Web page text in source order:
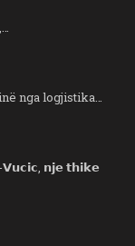
nga logjistika…
𝗻𝗷𝗲 𝘁𝗵𝗶𝗸𝗲